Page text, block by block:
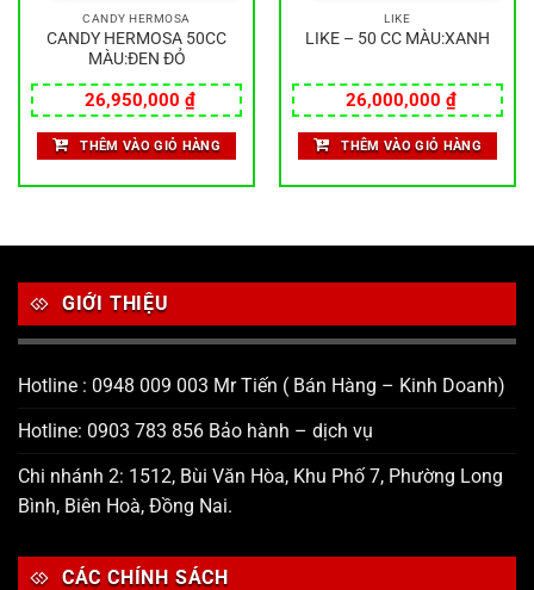
CANDY HERMOSA
CANDY HERMOSA 50CC
MÀU:ĐEN ĐỎ
26,950,000 ₫
THÊM VÀO GIỎ HÀNG
LIKE
LIKE – 50 CC MÀU:XANH
26,000,000 ₫
THÊM VÀO GIỎ HÀNG
GIỚI THIỆU
Hotline : 0948 009 003 Mr Tiến ( Bán Hàng – Kinh Doanh)
Hotline: 0903 783 856 Bảo hành – dịch vụ
Chi nhánh 2: 1512, Bùi Văn Hòa, Khu Phố 7, Phường Long
Bình, Biên Hoà, Đồng Nai.
CÁC CHÍNH SÁCH